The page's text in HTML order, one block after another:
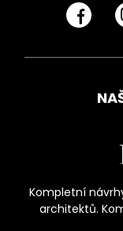
Kompletní
architektů.